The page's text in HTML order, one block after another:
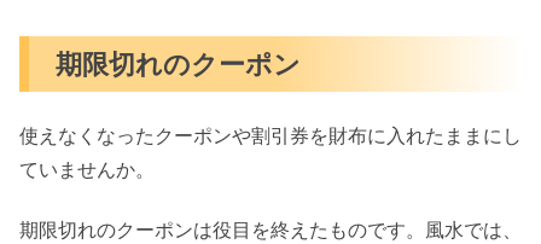
期限切れのクーポン
使えなくなったクーポンや割引券を財布に入れたままにし
ていませんか。
期限切れのクーポンは役目を終えたものです。風水では、